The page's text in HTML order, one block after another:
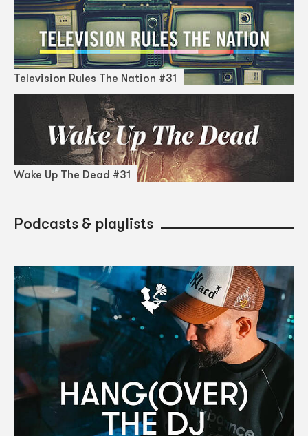
Television Rules The Nation #31
Wake Up The Dead #31
Podcasts & playlists